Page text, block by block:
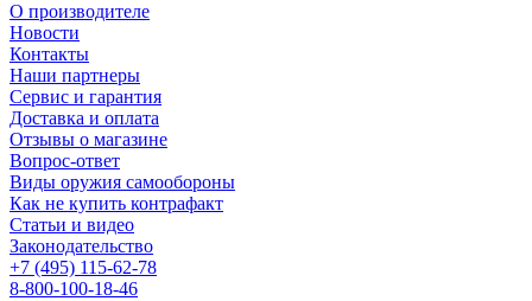
О производителе
Новости
Контакты
Наши партнеры
Сервис и гарантия
Доставка и оплата
Отзывы о магазине
Вопрос-ответ
Виды оружия самообороны
Как не купить контрафакт
Статьи и видео
Законодательство
+7 (495) 115-62-78
8-800-100-18-46